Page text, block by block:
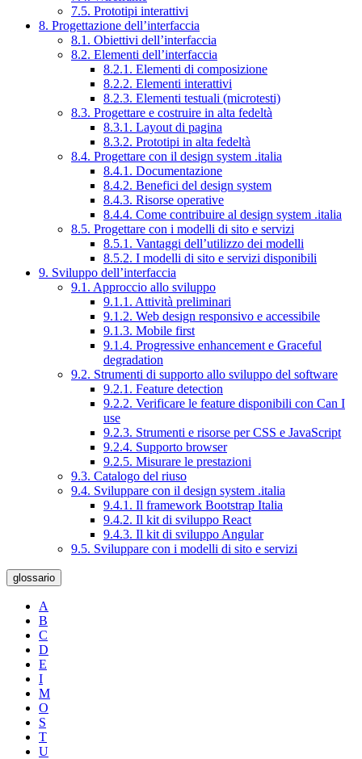
7.5. Prototipi interattivi
8. Progettazione dell’interfaccia
8.1. Obiettivi dell’interfaccia
8.2. Elementi dell’interfaccia
8.2.1. Elementi di composizione
8.2.2. Elementi interattivi
8.2.3. Elementi testuali (microtesti)
8.3. Progettare e costruire in alta fedeltà
8.3.1. Layout di pagina
8.3.2. Prototipi in alta fedeltà
8.4. Progettare con il design system .italia
8.4.1. Documentazione
8.4.2. Benefici del design system
8.4.3. Risorse operative
8.4.4. Come contribuire al design system .italia
8.5. Progettare con i modelli di sito e servizi
8.5.1. Vantaggi dell’utilizzo dei modelli
8.5.2. I modelli di sito e servizi disponibili
9. Sviluppo dell’interfaccia
9.1. Approccio allo sviluppo
9.1.1. Attività preliminari
9.1.2. Web design responsivo e accessibile
9.1.3. Mobile first
9.1.4. Progressive enhancement e Graceful
degradation
9.2. Strumenti di supporto allo sviluppo del software
9.2.1. Feature detection
9.2.2. Verificare le feature disponibili con Can I
use
9.2.3. Strumenti e risorse per CSS e JavaScript
9.2.4. Supporto browser
9.2.5. Misurare le prestazioni
9.3. Catalogo del riuso
9.4. Sviluppare con il design system .italia
9.4.1. Il framework Bootstrap Italia
9.4.2. Il kit di sviluppo React
9.4.3. Il kit di sviluppo Angular
9.5. Sviluppare con i modelli di sito e servizi
glossario
A
B
C
D
E
I
M
O
S
T
U